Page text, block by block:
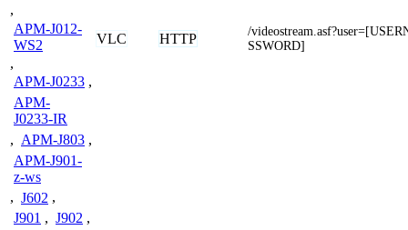
,
APM-J012-
WS2
,
APM-J0233 ,
APM-
J0233-IR
, APM-J803 ,
APM-J901-
z-ws
, J602 ,
J901 , J902 ,
VLC HTTP
/
SSWORD]